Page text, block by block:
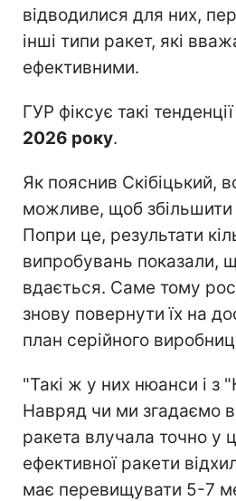
відводилися для них,
інші типи ракет, які
ефективними.
ГУР фіксує такі тенденції
2026 року.
Як пояснив Скібіцький,
можливе, щоб збільшити
Попри це, результати
випробувань показали,
вдається. Саме тому
знову повернути їх на
план серійного
"Такі ж у них нюанси і з
Навряд чи ми згадаємо
ракета влучала точно у
ефективної ракети
має перевищувати 5-7